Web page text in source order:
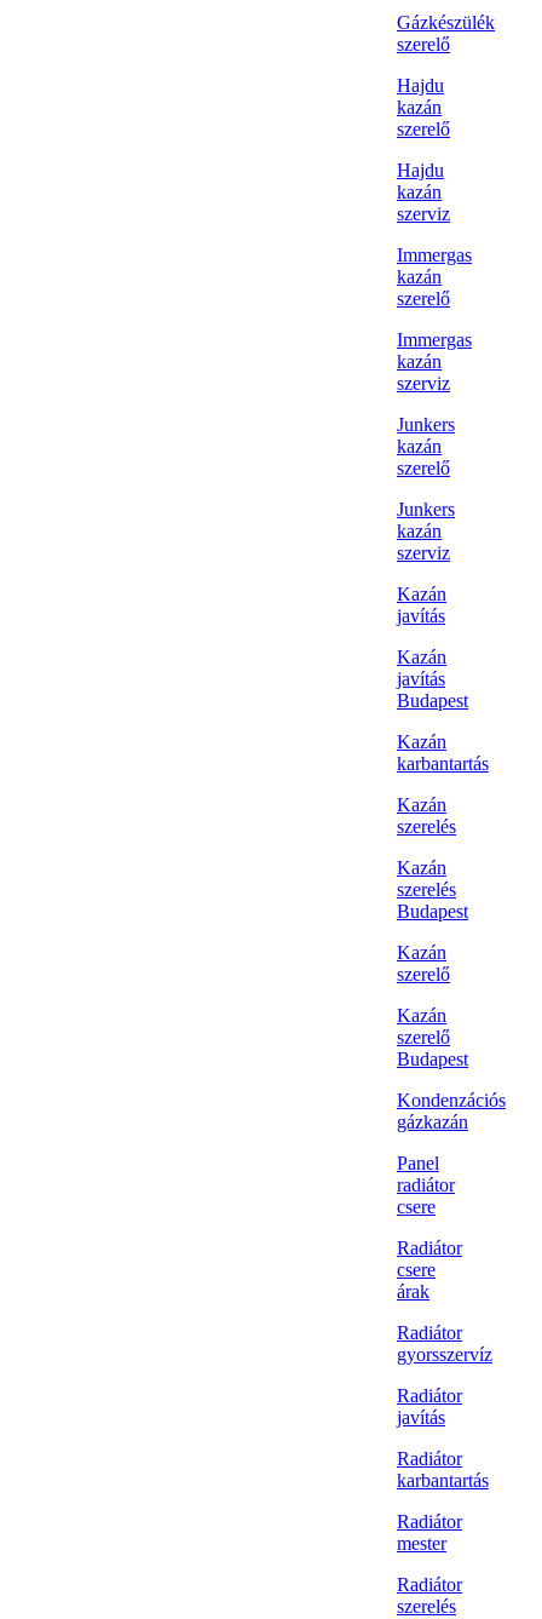
Gázkészülék
szerelő
Hajdu
kazán
szerelő
Hajdu
kazán
szerviz
Immergas
kazán
szerelő
Immergas
kazán
szerviz
Junkers
kazán
szerelő
Junkers
kazán
szerviz
Kazán
javítás
Kazán
javítás
Budapest
Kazán
karbantartás
Kazán
szerelés
Kazán
szerelés
Budapest
Kazán
szerelő
Kazán
szerelő
Budapest
Kondenzációs
gázkazán
Panel
radiátor
csere
Radiátor
csere
árak
Radiátor
gyorsszervíz
Radiátor
javítás
Radiátor
karbantartás
Radiátor
mester
Radiátor
szerelés